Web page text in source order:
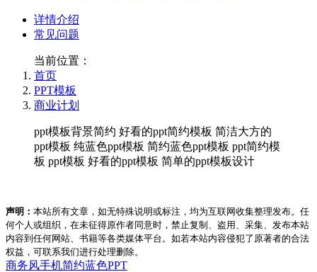
详情介绍
常见问题
当前位置：
首页
PPT模板
商业计划
ppt模板背景简约 好看的ppt简约模板 简洁大方的
ppt模板 纯蓝色ppt模板 简约蓝色ppt模板 ppt简约模
板 ppt模板 好看的ppt模板 简单的ppt模板设计
声明： 本站所有文章，如无特殊说明或标注，均为互联网收集整理发布。任
何个人或组织，在未征得原作者同意时，禁止复制、盗用、采集、发布本站
内容到任何网站、书籍等各类媒体平台。如若本站内容侵犯了原著者的合法
权益，可联系我们进行处理删除。
商务风手机简约蓝色PPT